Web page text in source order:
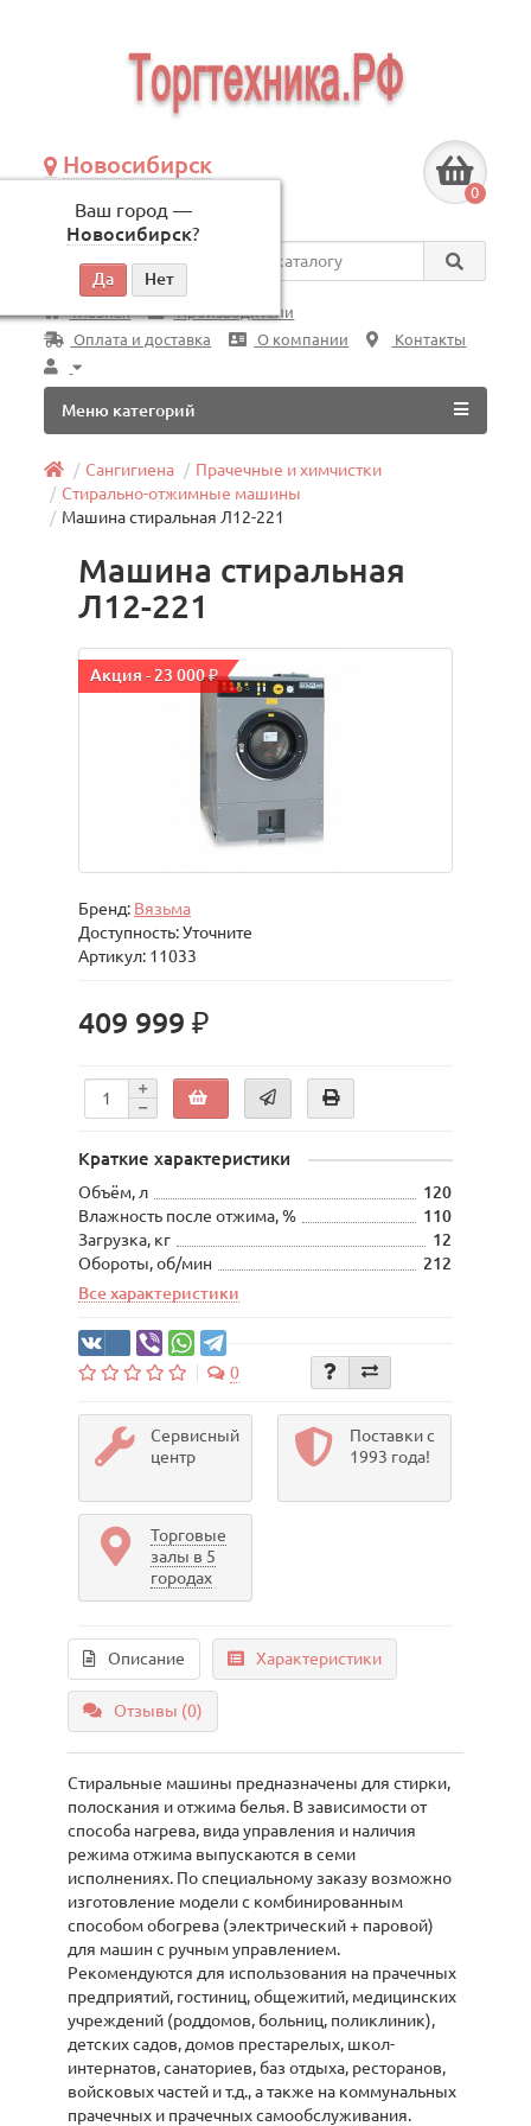
Новосибирск
Ваш город —
Новосибирск?
по будням, с 09:00 до 18:00
0
Везде
Главная
Производители
Оплата и доставка
О компании Контакты
Меню категорий
Сангигиена
Прачечные и химчистки
Стирально-отжимные машины
Машина стиральная Л12-221
Машина стиральная
Л12-221
Акция - 23 000 ₽
Бренд: Вязьма
Доступность: Уточните
Артикул: 11033
409 999 ₽
Краткие характеристики
Объём, л
120
Влажность после отжима, %
110
Загрузка, кг
12
Обороты, об/мин
212
Все характеристики
0
Сервисный
центр
Поставки с
1993 года!
Торговые
залы в 5
городах
Описание Характеристики
Отзывы (0)
Стиральные машины предназначены для стирки,
полоскания и отжима белья. В зависимости от
способа нагрева, вида управления и наличия
режима отжима выпускаются в семи
исполнениях. По специальному заказу возможно
изготовление модели с комбинированным
способом обогрева (электрический + паровой)
для машин с ручным управлением.
Рекомендуются для использования на прачечных
предприятий, гостиниц, общежитий, медицинских
учреждений (роддомов, больниц, поликлиник),
детских садов, домов престарелых, школ-
интернатов, санаториев, баз отдыха, ресторанов,
войсковых частей и т.д., а также на коммунальных
прачечных и прачечных самообслуживания.